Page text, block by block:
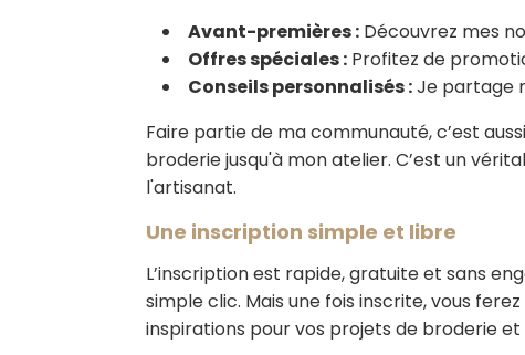
Avant-premières : Découvrez mes
Offres spéciales : Profitez de
Conseils personnalisés :Je partage
Faire partie de ma communauté, c’est
broderie jusqu'à mon atelier. C’est un
l'artisanat.
Une inscription simple et libre
L’inscription est rapide, gratuite et sans
simple clic. Mais une fois inscrite, vous
inspirations pour vos projets de broderie